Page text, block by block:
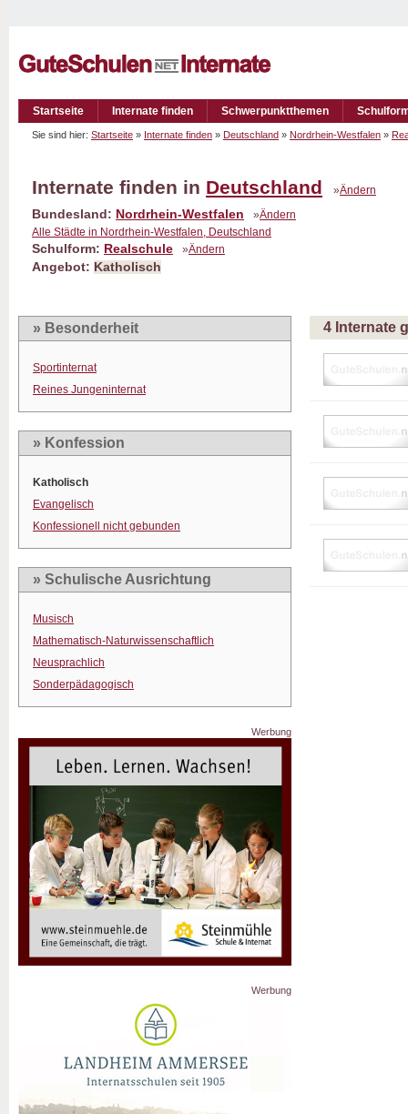
Startseite Internate finden Schwerpunktthemen
Sie sind hier: Startseite » Internate finden » Deutschland » Nordrhein-Westfalen »
Internate finden in Deutschland »Ändern
Bundesland: Nordrhein-Westfalen »Ändern
Alle Städte in Nordrhein-Westfalen, Deutschland
Schulform: Realschule »Ändern
Angebot: Katholisch
» Besonderheit
Sportinternat
Reines Jungeninternat
» Konfession
Katholisch
Evangelisch
Konfessionell nicht gebunden
» Schulische Ausrichtung
Musisch
Mathematisch-Naturwissenschaftlich
Neusprachlich
Sonderpädagogisch
Werbung
Werbung
4 Internate